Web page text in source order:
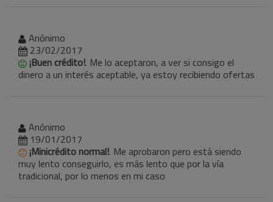
Anónimo
23/02/2017
¡Buen crédito!. Me lo aceptaron, a ver si consigo el
dinero a un interés aceptable, ya estoy recibiendo ofertas
Anónimo
19/01/2017
¡Minicrédito normal!. Me aprobaron pero está siendo
muy lento conseguirlo, es más lento que por la vía
tradicional, por lo menos en mi caso